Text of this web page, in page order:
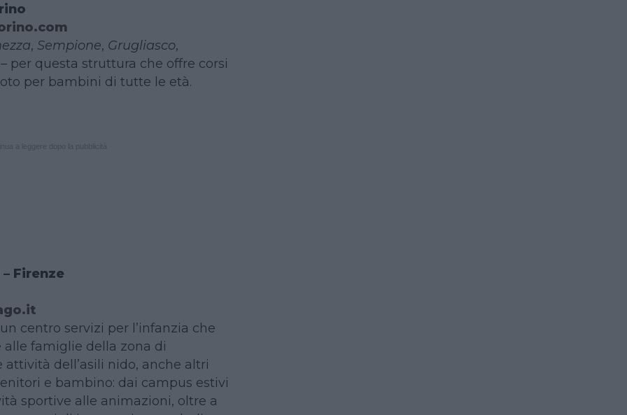
, Sempione, Grugliasco,
per questa struttura che offre corsi
per bambini di tutte le età.
Firenze
centro servizi per l’infanzia che
alle famiglie della zona di
dell’asili nido, anche altri
e bambino: dai campus estivi
sportive alle animazioni, oltre a